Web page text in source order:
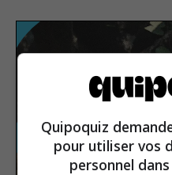
Quipoquiz
pour utiliser vos
personnel